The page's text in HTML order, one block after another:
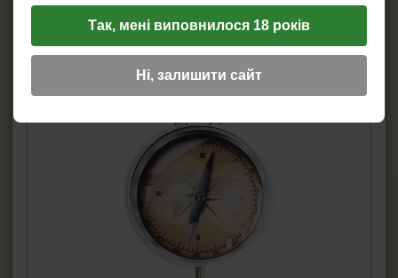
Пепельница карманная Atomic Компас
0246011-1
Так, мені виповнилося 18 років
Ні, залишити сайт